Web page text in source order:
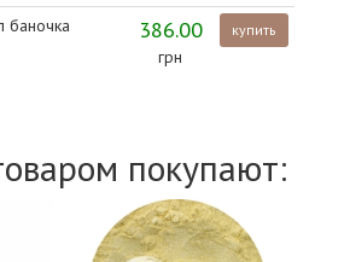
баночка 386.00
грн
купить
покупают: